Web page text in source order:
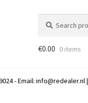
for:
€0.00 0 items
- Email: info@redealer.nl|